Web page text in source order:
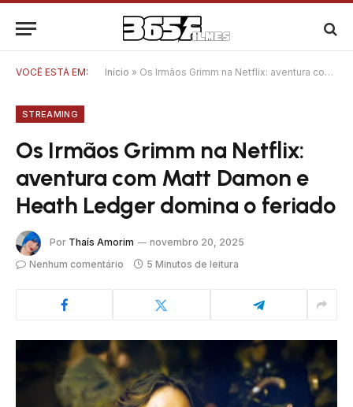
VOCÊ ESTÁ EM: Início » Os Irmãos Grimm na Netflix: aventura com Matt Damon e Heath Ledger domina o feriado
STREAMING
Os Irmãos Grimm na Netflix:
aventura com Matt Damon e
Heath Ledger domina o feriado
Por Thaís Amorim
novembro 20, 2025
Nenhum comentário
5 Minutos de leitura